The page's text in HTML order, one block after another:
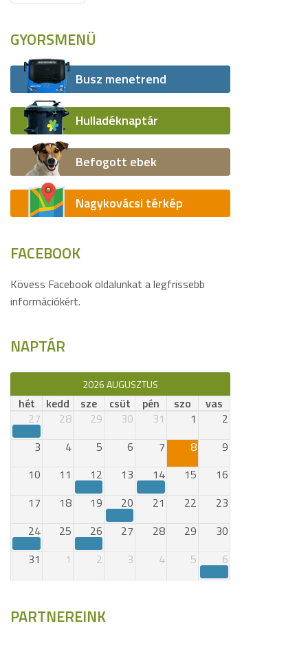
GYORSMENÜ
Busz menetrend
Hulladéknaptár
Befogott ebek
Nagykovácsi térkép
FACEBOOK
Kövess Facebook oldalunkat a legfrissebb
információkért.
NAPTÁR
2026 AUGUSZTUS
hét kedd sze csüt pén szo
vas
27
28 29 30 31 1
2
3
4 5 6 7 8
9
10
11 12 13 14 15
16
17
18 19 20 21 22
23
24
25 26 27 28 29
30
31
1 2 3 4 5 6
PARTNEREINK